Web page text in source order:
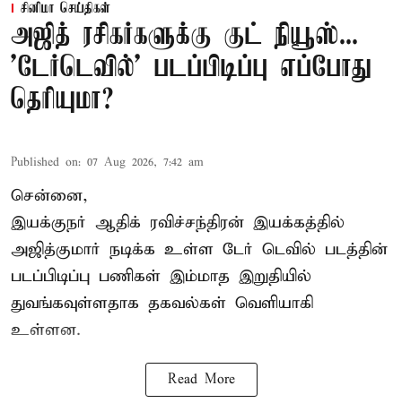
சினிமா செய்திகள்
அஜித் ரசிகர்களுக்கு குட் நியூஸ்...
'டேர்டெவில்' படப்பிடிப்பு எப்போது
தெரியுமா?
Published on: 07 Aug 2026, 7:42 am
சென்னை,
இயக்குநர் ஆதிக் ரவிச்சந்திரன் இயக்கத்தில்
அஜித்குமார் நடிக்க உள்ள டேர் டெவில் படத்தின்
படப்பிடிப்பு பணிகள் இம்மாத இறுதியில்
துவங்கவுள்ளதாக தகவல்கள் வெளியாகி
உள்ளன.
Read More